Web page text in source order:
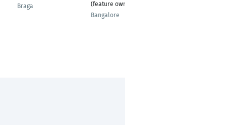
Braga
(feature owner)
Bangalore